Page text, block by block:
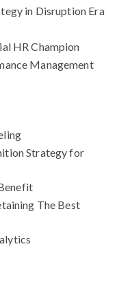
in Disruption Era
HR Champion
Management
Strategy for
The Best